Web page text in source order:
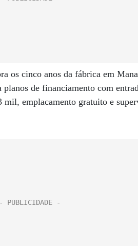
os cinco anos da fábrica em
de financiamento com
emplacamento gratuito e